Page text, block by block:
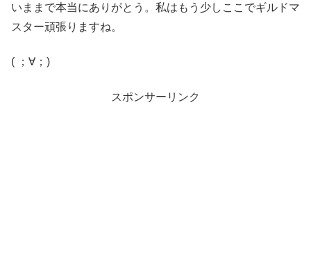
いままで本当にありがとう。私はもう少しここでギルドマ
スター頑張りますね。
( ；∀；)
スポンサーリンク